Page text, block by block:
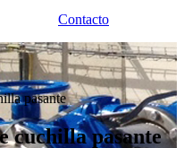
Contacto
pasante
cuchilla pasante